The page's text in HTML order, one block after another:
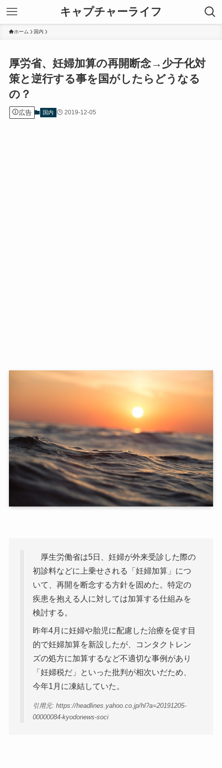
キャプチャーライフ
ホーム 国内
厚労省、妊婦加算の再開断念→少子化対
策と逆行する事を国がしたらどうなる
の？
広告 国内 2019-12-05
厚生労働省は5日、妊婦が外来受診した際の
初診料などに上乗せされる「妊婦加算」につ
いて、再開を断念する方針を固めた。特定の
疾患を抱える人に対しては加算する仕組みを
検討する。
昨年4月に妊婦や胎児に配慮した治療を促す目
的で妊婦加算を新設したが、コンタクトレン
ズの処方に加算するなど不適切な事例があり
「妊婦税だ」といった批判が相次いだため、
今年1月に凍結していた。
引用元: https://headlines.yahoo.co.jp/hl?a=20191205-
00000084-kyodonews-soci